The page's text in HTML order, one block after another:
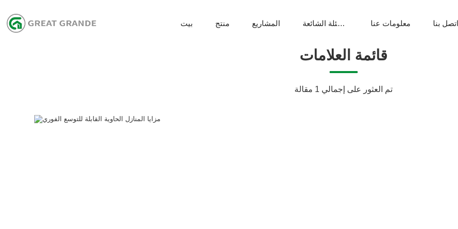
بيت منتج المشاريع الأسئلة الشائعة معلومات عنا اتصل بنا
قائمة العلامات
تم العثور على إجمالي 1 مقالة